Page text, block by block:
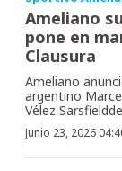
Ameliano
pone en
Clausura
Ameliano
argentino
Vélez
Junio 23, 2026